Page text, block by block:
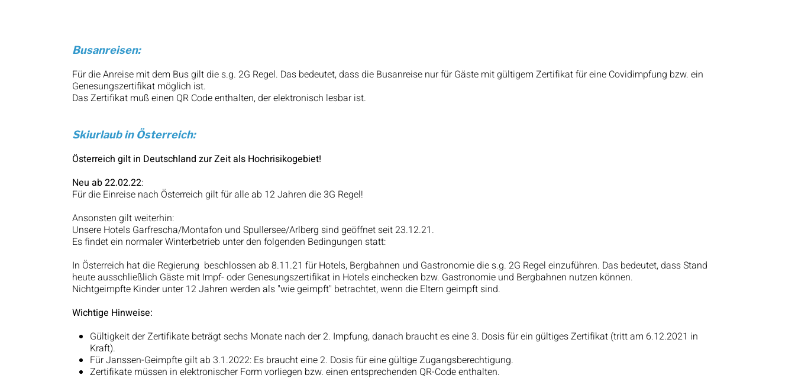
Busanreisen:
Für die Anreise mit dem Bus gilt die s.g. 2G Regel. Das bedeutet, dass die Busanreise nur für Gäste mit gültigem Zertifikat für eine Covidimpfung bzw. ein
Genesungszertifikat möglich ist.
Das Zertifikat muß einen QR Code enthalten, der elektronisch lesbar ist.
Skiurlaub in Österreich:
Österreich gilt in Deutschland zur Zeit als Hochrisikogebiet!
Neu ab 22.02.22:
Für die Einreise nach Österreich gilt für alle ab 12 Jahren die 3G Regel!
Ansonsten gilt weiterhin:
Unsere Hotels Garfrescha/Montafon und Spullersee/Arlberg sind geöffnet seit 23.12.21.
Es findet ein normaler Winterbetrieb unter den folgenden Bedingungen statt:
In Österreich hat die Regierung beschlossen ab 8.11.21 für Hotels, Bergbahnen und Gastronomie die s.g. 2G Regel einzuführen. Das bedeutet, dass Stand
heute ausschließlich Gäste mit Impf- oder Genesungszertifikat in Hotels einchecken bzw. Gastronomie und Bergbahnen nutzen können.
Nichtgeimpfte Kinder unter 12 Jahren werden als "wie geimpft" betrachtet, wenn die Eltern geimpft sind.
Wichtige Hinweise:
Gültigkeit der Zertifikate beträgt sechs Monate nach der 2. Impfung, danach braucht es eine 3. Dosis für ein gültiges Zertifikat (tritt am 6.12.2021 in
Kraft).
Für Janssen-Geimpfte gilt ab 3.1.2022: Es braucht eine 2. Dosis für eine gültige Zugangsberechtigung.
Zertifikate müssen in elektronischer Form vorliegen bzw. einen entsprechenden QR-Code enthalten.